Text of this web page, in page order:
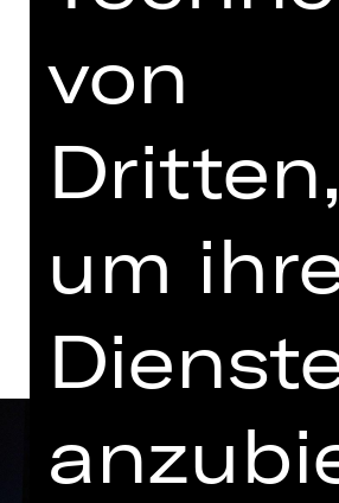
Opernhaus
Tickets
Termine und
von
Dritten,
um